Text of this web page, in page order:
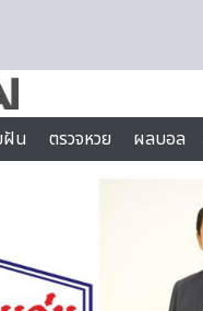
ฝัน ตรวจหวย ผลบอล